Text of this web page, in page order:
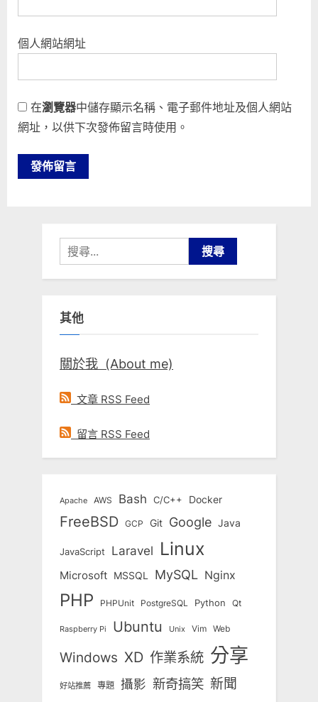
個人網站網址
在瀏覽器中儲存顯示名稱、電子郵件地址及個人網站
網址，以供下次發佈留言時使用。
搜
尋
關
字:
其他
關於我 (About me)
文章 RSS Feed
留言 RSS Feed
Apache AWS Bash C/C++ Docker
FreeBSD GCP Git Google Java
JavaScript Laravel Linux
Microsoft MSSQL MySQL Nginx
PHP PHPUnit PostgreSQL Python Qt
Raspberry Pi Ubuntu Unix Vim Web
Windows XD 作業系統 分享
好站推薦 專題 攝影 新奇搞笑 新聞